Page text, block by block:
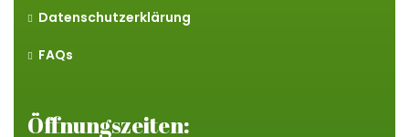
Datenschutzerklärung
FAQs
Öffnungszeiten: